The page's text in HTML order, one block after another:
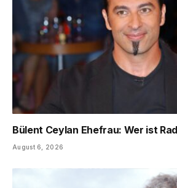
Bülent Ceylan Ehefrau: Wer ist
August 6, 2026